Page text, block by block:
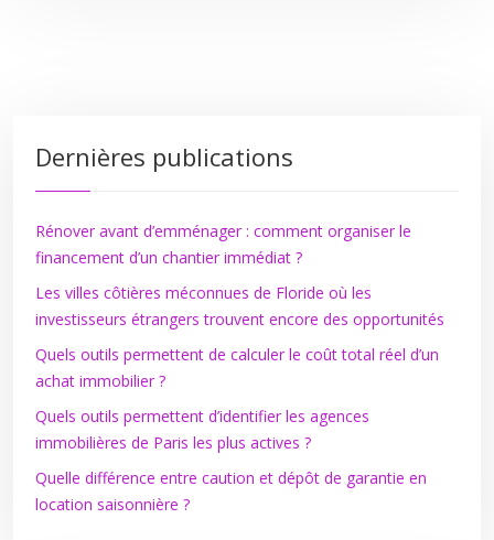
Dernières publications
Rénover avant d’emménager : comment organiser le
financement d’un chantier immédiat ?
Les villes côtières méconnues de Floride où les
investisseurs étrangers trouvent encore des opportunités
Quels outils permettent de calculer le coût total réel d’un
achat immobilier ?
Quels outils permettent d’identifier les agences
immobilières de Paris les plus actives ?
Quelle différence entre caution et dépôt de garantie en
location saisonnière ?